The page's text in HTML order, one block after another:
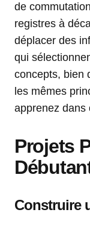
de
registres à
déplacer des
qui
concepts, bien
les mêmes
apprenez dans
Projets
Construire